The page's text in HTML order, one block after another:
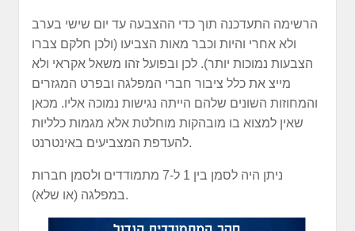
הרשימה התעדכנה תוך כדי ההצבעה עד יום שישי בערב
ולא אחרי והיות וכבר מאות הצביעו (ולכן חלקם צברו
הצבעות נמוכות יותר). לכן ובפועל זהו משאל אקראי ולא
מייצ את כלל ציבור חברי המפלגה ובפרט המגזרים
והמחוזות השונים שלהם הייתה נגישות נמוכה אליו. מכאן
שאין למצוא בו מובהקות מוחלטת אלא מגמות כלליות
להעדפת המצביעים באינטרנט.
ניתן היה לסמן בין 1 ל-7 מתמודדים ולסמן חברות
במפלגה (או שלא).